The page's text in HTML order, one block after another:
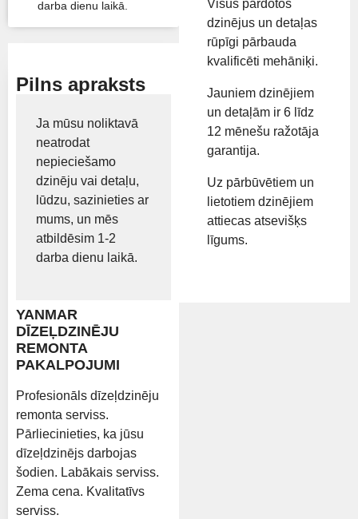
darba dienu laikā.
Pilns apraksts
Ja mūsu noliktavā
neatrodat
nepieciešamo
dzinēju vai detaļu,
lūdzu, sazinieties ar
mums, un mēs
atbildēsim 1-2
darba dienu laikā.
YANMAR
DĪZEĻDZINĒJU
REMONTA
PAKALPOJUMI
Profesionāls dīzeļdzinēju
remonta serviss.
Pārliecinieties, ka jūsu
dīzeļdzinējs darbojas
šodien. Labākais serviss.
Zema cena. Kvalitatīvs
serviss.
Visus pārdotos
dzinējus un detaļas
rūpīgi pārbauda
kvalificēti mehāniķi.
Jauniem dzinējiem
un detaļām ir 6 līdz
12 mēnešu ražotāja
garantija.
Uz pārbūvētiem un
lietotiem dzinējiem
attiecas atsevišķs
līgums.